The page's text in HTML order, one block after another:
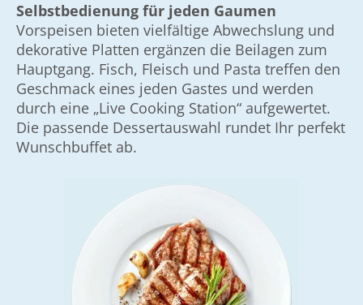
Selbstbedienung für jeden Gaumen
Vorspeisen bieten vielfältige Abwechslung und
dekorative Platten ergänzen die Bei­lagen zum
Haupt­gang. Fisch, Fleisch und Pasta treffen den
Geschmack eines jeden Gastes und werden
durch eine „Live Cooking Station“ auf­gewertet.
Die passende Dessert­auswahl rundet Ihr perfekt
Wunschbuffet ab.